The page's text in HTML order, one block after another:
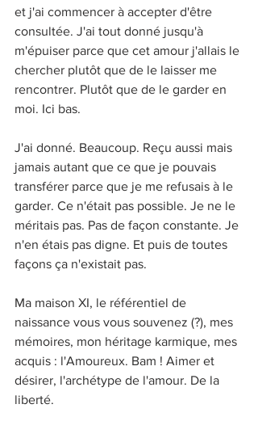
et j'ai commencer à accepter d'être
consultée. J'ai tout donné jusqu'à
m'épuiser parce que cet amour j'allais le
chercher plutôt que de le laisser me
rencontrer. Plutôt que de le garder en
moi. Ici bas.
J'ai donné. Beaucoup. Reçu aussi mais
jamais autant que ce que je pouvais
transférer parce que je me refusais à le
garder. Ce n'était pas possible. Je ne le
méritais pas. Pas de façon constante. Je
n'en étais pas digne. Et puis de toutes
façons ça n'existait pas.
Ma maison XI, le référentiel de
naissance vous vous souvenez (?), mes
mémoires, mon héritage karmique, mes
acquis : l'Amoureux. Bam ! Aimer et
désirer, l'archétype de l'amour. De la
liberté.